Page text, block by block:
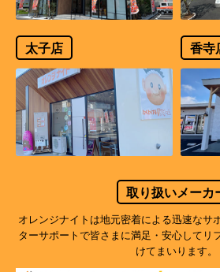
太子店 香寺
取り扱いメーカ
オレンジナイトは地元密着による迅速なサ
ターサポートで皆さまに満足・安心してリ
けてまいります。